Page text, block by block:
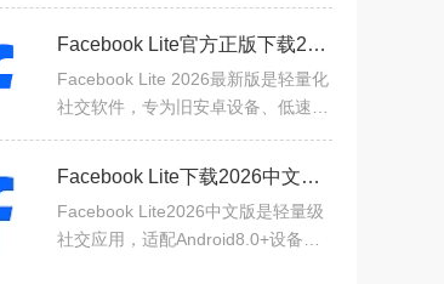
讨论，直播互动，帮助用户随时随地
与家人朋友保持紧密联系，发
Facebook Lite官方正版下载2026最新版本v523.0.0.10.106安卓版
Facebook Lite 2026最新版是轻量化
社交软件，专为旧安卓设备、低速网
小、资源消耗低，保留90%+核心功
能，界面精简操作便捷。支持
Facebook Lite下载2026中文版v516.0.0.10.103安卓版
Facebook Lite2026中文版是轻量级
社交应用，适配Android8.0+设备，